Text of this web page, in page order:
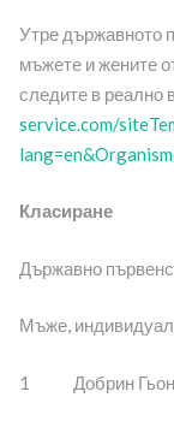
Утре държавното
мъжете и жените
следите в реално
service.com/
Класиране
Държавно
Мъже,
1 Добрин